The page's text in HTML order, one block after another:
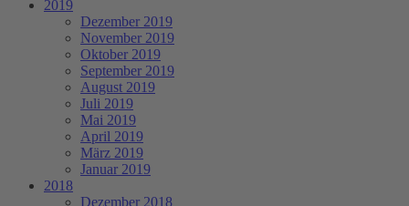
2019
Dezember 2019
November 2019
Oktober 2019
September 2019
August 2019
Juli 2019
Mai 2019
April 2019
März 2019
Januar 2019
2018
Dezember 2018